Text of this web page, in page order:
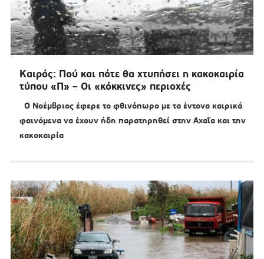
Καιρός: Πού και πότε θα χτυπήσει η κακοκαιρία
τύπου «Π» – Οι «κόκκινες» περιοχές
Ο Νοέμβριος έφερε το φθινόπωρο με τα έντονα καιρικά
φαινόμενα να έχουν ήδη παρατηρηθεί στην Αχαΐα και την
κακοκαιρία